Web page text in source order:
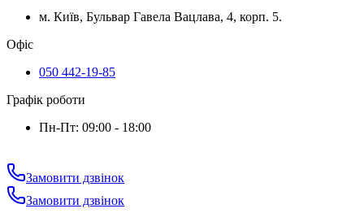
м. Київ, Бульвар Гавела Вацлава, 4, корп. 5.
Офіс
050 442-19-85
Графік роботи
Пн-Пт: 09:00 - 18:00
Замовити дзвінок
Замовити дзвінок